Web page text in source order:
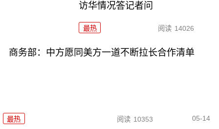
访华情况答记者问
最热 阅读 14026
商务部：中方愿同美方一道不断拉长合作清单
最热 阅读 10353 05-14